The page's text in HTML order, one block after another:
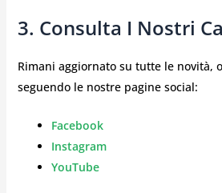
3. Consulta I Nostri
Rimani aggiornato su tutte le novità,
seguendo le nostre pagine social:
Facebook
Instagram
YouTube